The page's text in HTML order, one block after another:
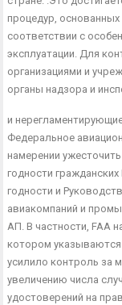
процедур, основанных
соответствии с
эксплуатации. Для
организациями и
органы надзора и
и
Федеральное
намерении
годности
годности и
авиакомпаний и
АП. В частности, FAA
котором указывают­ся
усилило конт­роль за
увеличению числа
удосто­верений на